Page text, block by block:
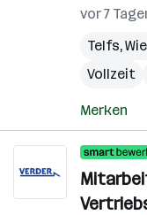
vor 7
Telfs,
Vollzeit
Merken